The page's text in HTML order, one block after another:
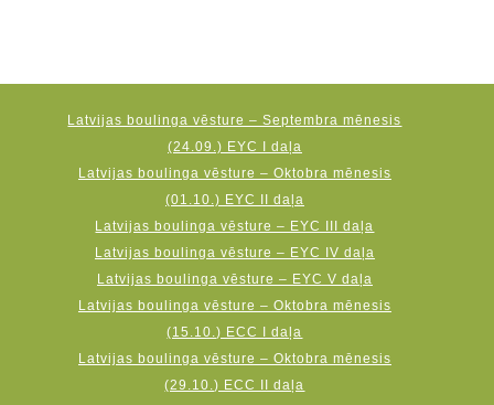
Latvijas boulinga vēsture – Septembra mēnesis
(24.09.) EYC I daļa
Latvijas boulinga vēsture – Oktobra mēnesis
(01.10.) EYC II daļa
Latvijas boulinga vēsture – EYC III daļa
Latvijas boulinga vēsture – EYC IV daļa
Latvijas boulinga vēsture – EYC V daļa
Latvijas boulinga vēsture – Oktobra mēnesis
(15.10.) ECC I daļa
Latvijas boulinga vēsture – Oktobra mēnesis
(29.10.) ECC II daļa